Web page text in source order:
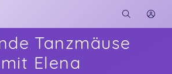
Tanzmäuse
mit Elena